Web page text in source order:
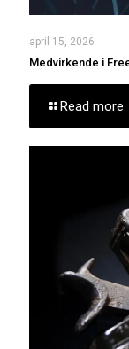
april 15, 2026
Medvirkende i
Read more